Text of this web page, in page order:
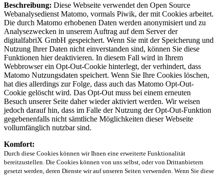
Beschreibung: Diese Webseite verwendet den Open Source
Webanalysedienst Matomo, vormals Piwik, der mit Cookies arbeitet.
Die durch Matomo erhobenen Daten werden anonymisiert und zu
Analysezwecken in unserem Auftrag auf dem Server der
digitalfabriX GmbH gespeichert. Wenn Sie mit der Speicherung und
Nutzung Ihrer Daten nicht einverstanden sind, können Sie diese
Funktionen hier deaktivieren. In diesem Fall wird in Ihrem
Webbrowser ein Opt-Out-Cookie hinterlegt, der verhindert, dass
Matomo Nutzungsdaten speichert. Wenn Sie Ihre Cookies löschen,
hat dies allerdings zur Folge, dass auch das Matomo Opt-Out-
Cookie gelöscht wird. Das Opt-Out muss bei einem erneuten
Besuch unserer Seite daher wieder aktiviert werden. Wir weisen
jedoch darauf hin, dass im Falle der Nutzung der Opt-Out-Funktion
gegebenenfalls nicht sämtliche Möglichkeiten dieser Webseite
vollumfänglich nutzbar sind.
Komfort:
Durch diese Cookies können wir Ihnen eine erweiterte Funktionalität
bereitzustellen. Die Cookies können von uns selbst, oder von Drittanbietern
gesetzt werden, deren Dienste wir auf unseren Seiten verwenden. Wenn Sie diese